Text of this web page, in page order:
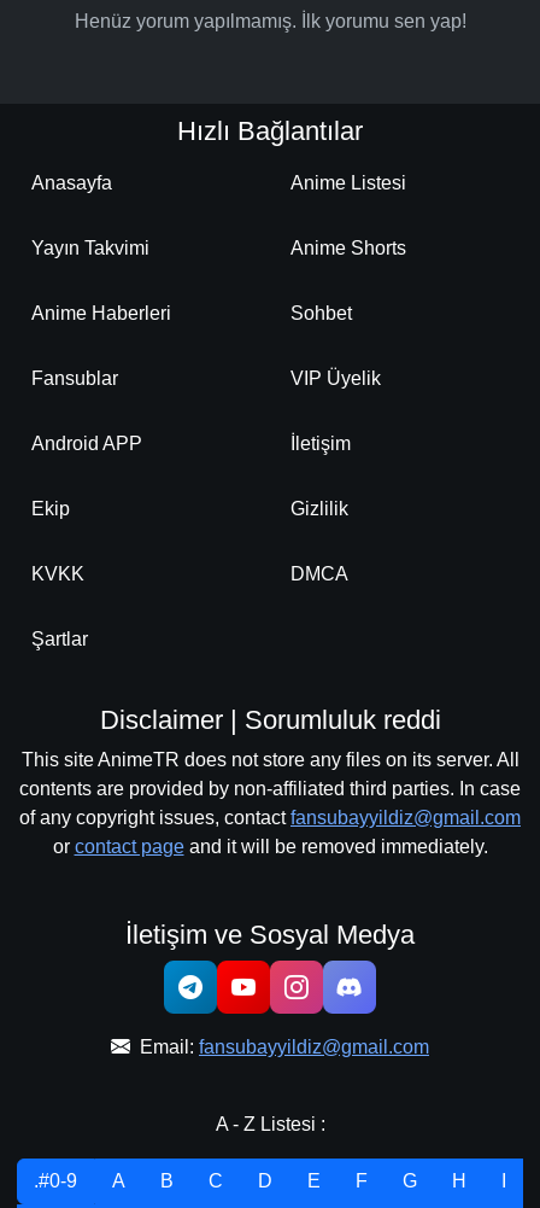
Henüz yorum yapılmamış. İlk yorumu sen yap!
Hızlı Bağlantılar
Anasayfa Anime Listesi
Yayın Takvimi Anime Shorts
Anime Haberleri Sohbet
Fansublar VIP Üyelik
Android APP İletişim
Ekip Gizlilik
KVKK DMCA
Şartlar
Disclaimer | Sorumluluk reddi
This site AnimeTR does not store any files on its server. All
contents are provided by non-affiliated third parties. In case
of any copyright issues, contactfansubayyildiz@gmail.com
or contact pageand it will be removed immediately.
İletişim ve Sosyal Medya
Email: fansubayyildiz@gmail.com
A - Z Listesi :
.#0-9 A B C D E F G H